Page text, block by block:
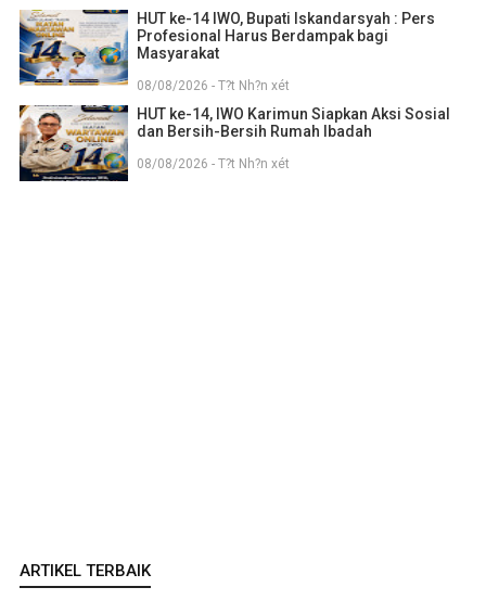
HUT ke-14 IWO, Bupati Iskandarsyah : Pers
Profesional Harus Berdampak bagi
Masyarakat
08/08/2026 - T?t Nh?n xét
HUT ke-14, IWO Karimun Siapkan Aksi Sosial
dan Bersih-Bersih Rumah Ibadah
08/08/2026 - T?t Nh?n xét
ARTIKEL TERBAIK